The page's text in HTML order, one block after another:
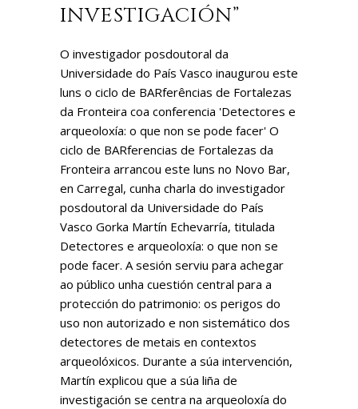
INVESTIGACIÓN”
O investigador posdoutoral da
Universidade do País Vasco inaugurou este
luns o ciclo de BARferências de Fortalezas
da Fronteira coa conferencia 'Detectores e
arqueoloxía: o que non se pode facer' O
ciclo de BARferencias de Fortalezas da
Fronteira arrancou este luns no Novo Bar,
en Carregal, cunha charla do investigador
posdoutoral da Universidade do País
Vasco Gorka Martín Echevarría, titulada
Detectores e arqueoloxía: o que non se
pode facer. A sesión serviu para achegar
ao público unha cuestión central para a
protección do patrimonio: os perigos do
uso non autorizado e non sistemático dos
detectores de metais en contextos
arqueolóxicos. Durante a súa intervención,
Martín explicou que a súa liña de
investigación se centra na arqueoloxía do